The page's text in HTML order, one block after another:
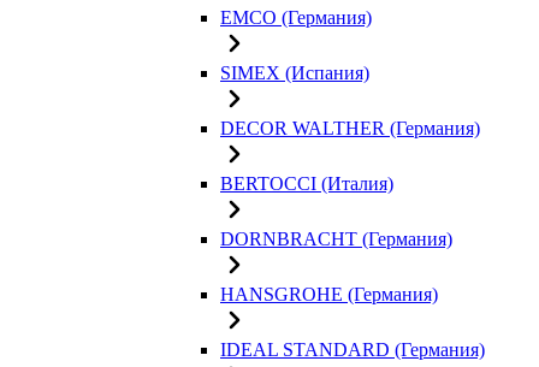
EMCO (Германия)
SIMEX (Испания)
DECOR WALTHER (Германия)
BERTOCCI (Италия)
DORNBRACHT (Германия)
HANSGROHE (Германия)
IDEAL STANDARD (Германия)